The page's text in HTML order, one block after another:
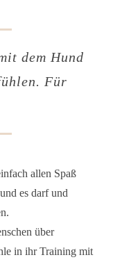
dem Hund
Für
allen Spaß
es darf und
über
in ihr Training mit